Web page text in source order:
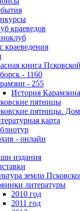
краеведов
краеведения
книга
- 1160
- 255
История
пятницы
пятницы.
карта
- онлайн
издания
земли
литературы
2010 год
2011 год